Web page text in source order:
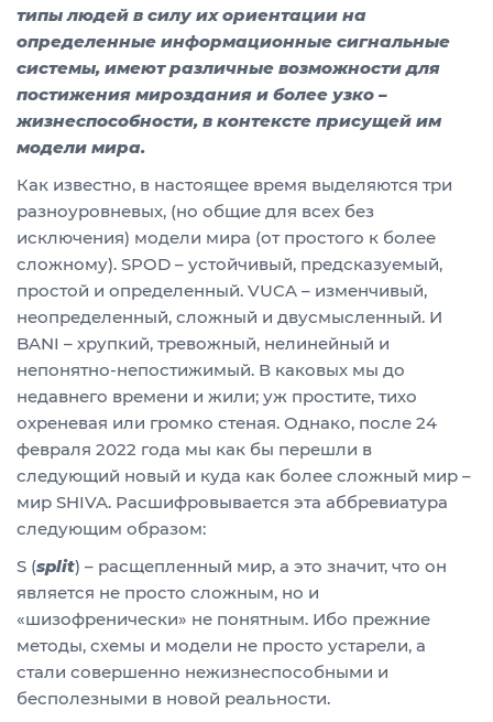
типы людей в силу их ориентации на
определенные информационные сигнальные
системы, имеют различные возможности для
постижения мироздания и более узко –
жизнеспособности, в контексте присущей им
модели мира.
Как известно, в настоящее время выделяются три
разноуровневых, (но общие для всех без
исключения) модели мира (от простого к более
сложному). SPOD – устойчивый, предсказуемый,
простой и определенный. VUCA – изменчивый,
неопределенный, сложный и двусмысленный. И
BANI – хрупкий, тревожный, нелинейный и
непонятно-непостижимый. В каковых мы до
недавнего времени и жили; уж простите, тихо
охреневая или громко стеная. Однако, после 24
февраля 2022 года мы как бы перешли в
следующий новый и куда как более сложный мир –
мир SHIVA. Расшифровывается эта аббревиатура
следующим образом:
S (split) – расщепленный мир, а это значит, что он
является не просто сложным, но и
«шизофренически» не понятным. Ибо прежние
методы, схемы и модели не просто устарели, а
стали совершенно нежизнеспособными и
бесполезными в новой реальности.